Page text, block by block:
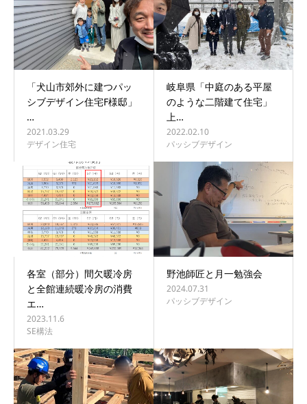
「犬山市郊外に建つパッ
シブデザイン住宅F様邸」
…
2021.03.29
デザイン住宅
岐阜県「中庭のある平屋
のような二階建て住宅」
上…
2022.02.10
パッシブデザイン
各室（部分）間欠暖冷房
と全館連続暖冷房の消費
エ…
2023.11.6
SE構法
野池師匠と月一勉強会
2024.07.31
パッシブデザイン